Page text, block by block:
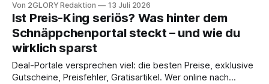
testbericht mit allen relevanten Fakten, echten erfahrungen
und einer nüchternen Einordnung. Kurze Antwort: Wie seriös
sind Vitafant Grüne Helfer wirklich? Ist vitafant
Von 2GLORY Redaktion 13 Juli 2026
Ist Preis-King seriös? Was hinter dem
Schnäppchenportal steckt – und wie du
wirklich sparst
Deal-Portale versprechen viel: die besten Preise, exklusive
Gutscheine, Preisfehler, Gratisartikel. Wer online nach